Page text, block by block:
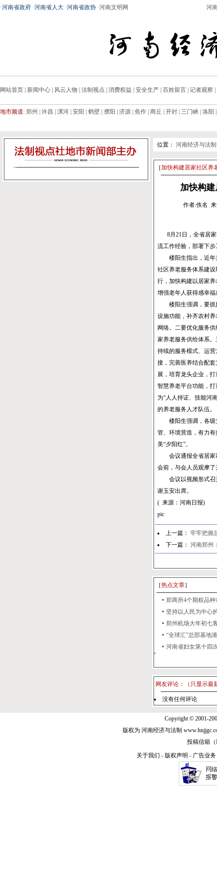
·河南省政府 ·河南省人大 ·河南省政协 ·河南文明网 河
网站首页 新闻中心 风云人物 法制视点 消费权益 安全生产 百姓留言 记者观察
地市频道: 郑州 许昌 漯河 安阳 鹤壁 濮阳 济源 焦作 商丘 开封 三门峡 洛阳
位置： 河南经济与法制
［加快构建居家社区养
加快构
作者:佚名
8月21日，全省居
流工作经验，部署下
楼阳生指出，近年来
社区养老服务体系建
行，加快构建以居家
增强老年人获得感幸
楼阳生强调，要抓好
设施功能，补齐农村
网络。二要优化服务
家养老服务供给体系
持续的服务模式、运
接，完善医养结合配
展，培育龙头企业，
智慧养老平台功能，
为“人人持证、技能河
的养老服务人才队伍。
楼阳生强调，各级党
管、环境营造，有力
美“夕阳红”。
会议通报全省居家社
会前，与会人员观摩
会议以视频形式召开
谢玉安出席。
( 来源：河南日报)
pic
上一篇： 牢牢把握
下一篇： 河南郑州
［热点文章］
郑商所4个期权品种
坚持以人民为中心
郑州机场大年初七
“全球汇”总部基地
河南省妇女第十四
网友评论：（只显示最
没有任何评论
Copyright © 2001-
版权为 河南经济与法制
投稿信箱（
关于我们 - 版权声明 - 广告业务